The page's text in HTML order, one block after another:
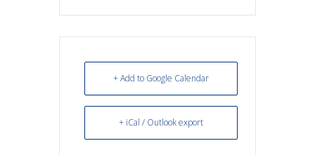
+ Add to Google Calendar
+ iCal / Outlook export